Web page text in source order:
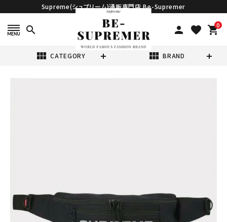
Supreme(シュプリーム)通販専門店 Be-Supremer
search person favorite 0
shopping_cart
view_module CATEGORY view_module BRAND
Supreme シュプ
リーム 2023SS
Field Waist
¥30,980 (税込)